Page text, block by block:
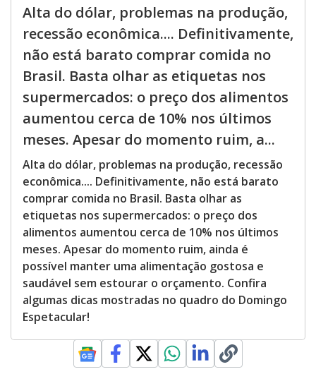
Alta do dólar, problemas na produção,
recessão econômica.... Definitivamente,
não está barato comprar comida no
Brasil. Basta olhar as etiquetas nos
supermercados: o preço dos alimentos
aumentou cerca de 10% nos últimos
meses. Apesar do momento ruim, a...
Alta do dólar, problemas na produção, recessão
econômica.... Definitivamente, não está barato
comprar comida no Brasil. Basta olhar as
etiquetas nos supermercados: o preço dos
alimentos aumentou cerca de 10% nos últimos
meses. Apesar do momento ruim, ainda é
possível manter uma alimentação gostosa e
saudável sem estourar o orçamento. Confira
algumas dicas mostradas no quadro do Domingo
Espetacular!